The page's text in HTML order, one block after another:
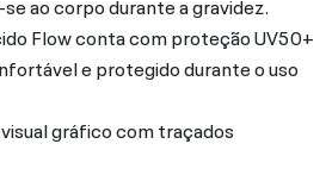
Flow conta com proteção UV50+
e protegido durante o uso
gráfico com traçados